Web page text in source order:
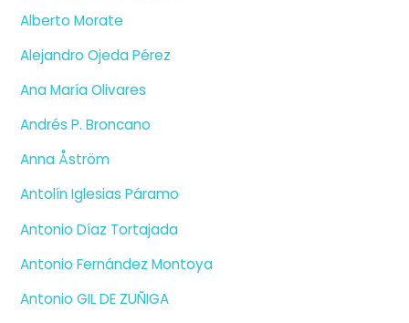
Alberto Morate
Alejandro Ojeda Pérez
Ana María Olivares
Andrés P. Broncano
Anna Åström
Antolín Iglesias Páramo
Antonio Díaz Tortajada
Antonio Fernández Montoya
Antonio GIL DE ZUÑIGA